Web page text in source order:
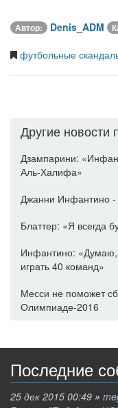
Автор: Denis_ADM
футбольные
Другие новости
Дзампарини:
Аль-Халифа»
Джанни Инфантино
Блаттер: «Я всегда
Инфантино:
играть 40 команд»
Месси не поможет
Олимпиаде-2016
Последние
25 дек 2015 00:49 »